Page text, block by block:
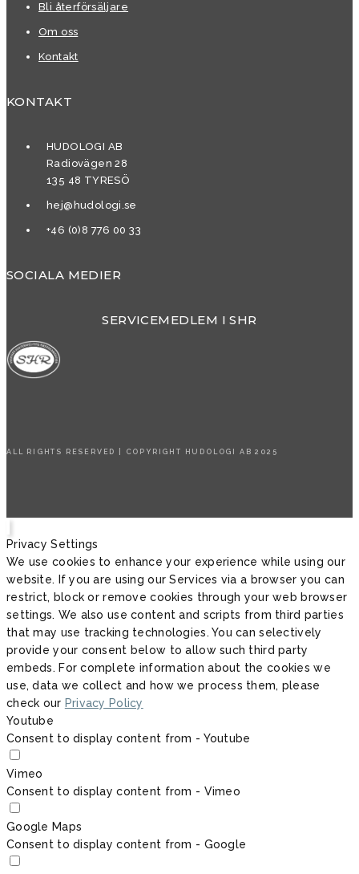
Bli återförsäljare
Om oss
Kontakt
KONTAKT
HUDOLOGI AB
Radiovägen 28
135 48 TYRESÖ
hej@hudologi.se
+46 (0)8 776 00 33
SOCIALA MEDIER
SERVICEMEDLEM I SHR
ALL RIGHTS RESERVED | COPYRIGHT HUDOLOGI AB 2025
Privacy Settings
We use cookies to enhance your experience while using our
website. If you are using our Services via a browser you can
restrict, block or remove cookies through your web browser
settings. We also use content and scripts from third parties
that may use tracking technologies. You can selectively
provide your consent below to allow such third party
embeds. For complete information about the cookies we
use, data we collect and how we process them, please
check our Privacy Policy
Youtube
Consent to display content from - Youtube
Vimeo
Consent to display content from - Vimeo
Google Maps
Consent to display content from - Google